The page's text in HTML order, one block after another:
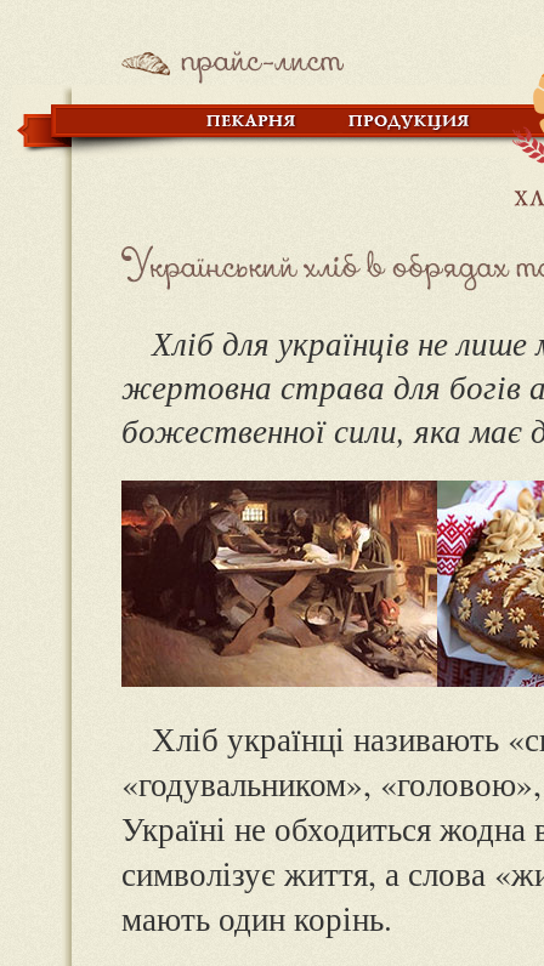
Хліб для українців не
жертовна страва для богів
божественної сили, яка має
Хліб українці називають
«годувальником»,
Україні не обходиться
символізує життя, а слова
мають один корінь.